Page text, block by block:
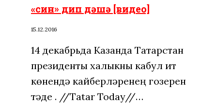
«син» дип дәшә [видео]
15.12.2016
14 декабрьда Казанда Татарстан
президенты халыкны кабул итү
көнендә кайберләренең гозерен
үтәде . //Tatar Today//…